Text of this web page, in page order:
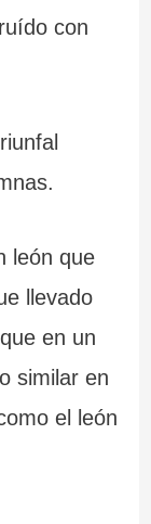
con
león que
llevado
en un
similar en
el león